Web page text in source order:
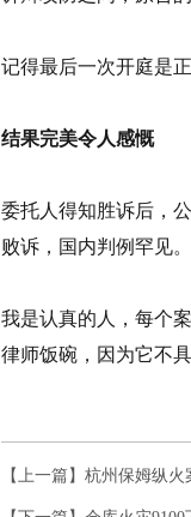
记得最后一次开庭是
结果完美令人感慨
委托人得知胜诉后，
败诉，国内判例罕见
我是认真的人，每个
律师饭碗，因为它不
【上一篇】 杭州保姆纵火